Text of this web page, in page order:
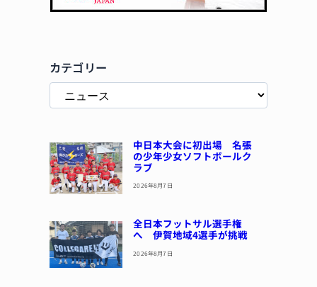
カテゴリー
中日本大会に初出場 名張
の少年少女ソフトボールク
ラブ
2026年8月7日
全日本フットサル選手権
へ 伊賀地域4選手が挑戦
2026年8月7日